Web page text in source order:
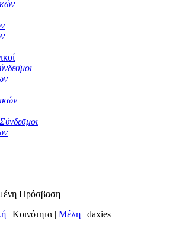
Σύνδεσμοι
Πρόσβαση
| Κοινότητα | Μέλη | daxies